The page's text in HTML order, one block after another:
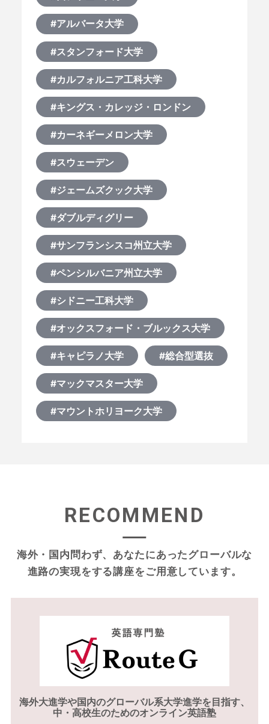
#アルバータ大学
#スタンフォード大学
#カルフォルニア工科大学
#キングス・カレッジ・ロンドン
#カーネギーメロン大学
#スウェーデン
#ジェームズクック大学
#ダブルディグリー
#サンフランシスコ州立大学
#ペンシルバニア州立大学
#シドニー工科大学
#オックスフォード・ブルックス大学
#キャピラノ大学 #総合型選抜
#マックマスター大学
#マウントホリヨーク大学
RECOMMEND
海外・国内問わず、あなたにあったグローバルな
進路の実現をする講座をご用意しています。
海外大進学や国内のグローバル系大学進学を目指す、
中・高校生のためのオンライン英語塾